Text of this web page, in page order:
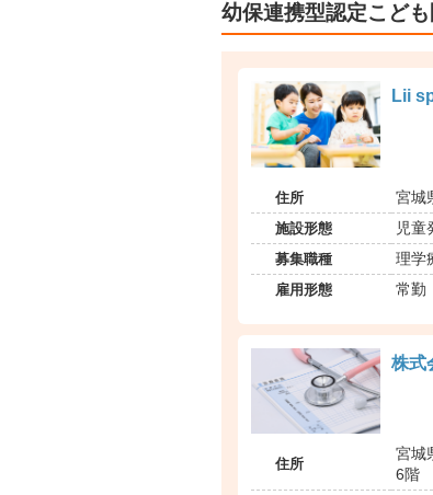
幼保連携型認定こど
Lii
住所
宮城
施設形態
児童
募集職種
理学
雇用形態
常勤
株式
住所
宮城
6階